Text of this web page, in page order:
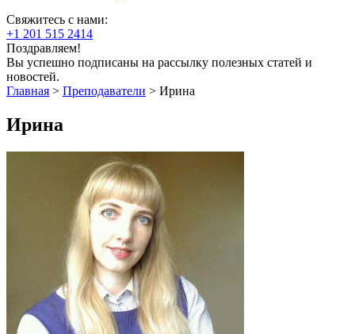
Свяжитесь с нами:
+1 201 515 2414
Поздравляем!
Вы успешно подписаны на рассылку полезных статей и
новостей.
Главная > Преподаватели > Ирина
Ирина